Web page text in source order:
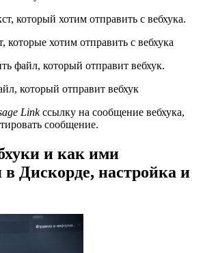
который хотим отправить с вебхука.
файл, который отправит вебхук.
Linkссылку на сообщение вебхука,
сообщение.
и как ими
в Дискорде, настройка и